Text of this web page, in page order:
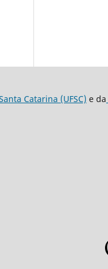
Catarina (UFSC) e da